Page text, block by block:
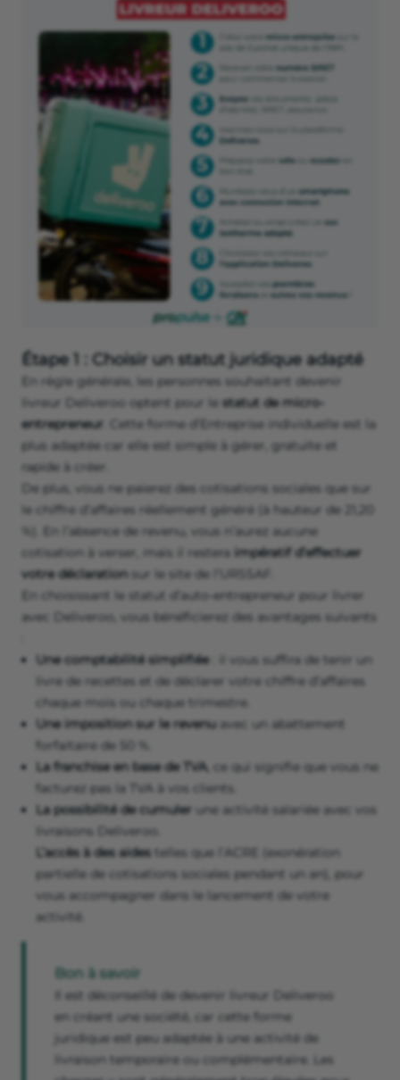
Étape 1 : Choisir un statut juridique adapté
En règle générale, les personnes souhaitant devenir
livreur Deliveroo optent pour le statut de micro-
entrepreneur . Cette forme d’Entreprise individuelle est la
plus adaptée car elle est simple à gérer, gratuite et
rapide à créer.
De plus, vous ne paierez des cotisations sociales que sur
le chiffre d’affaires réellement généré (à hauteur de 21,20
%). En l’absence de revenu, vous n’aurez aucune
cotisation à verser, mais il restera impératif d’effectuer
votre déclaration sur le site de l’URSSAF.
En choisissant le statut d’auto-entrepreneur pour livrer
avec Deliveroo, vous bénéficierez des avantages suivants
Une comptabilité simplifiée: il vous suffira de tenir un
livre de recettes et de déclarer votre chiffre d’affaires
chaque mois ou chaque trimestre.
Une imposition sur le revenuavec un abattement
forfaitaire de 50 %.
La franchise en base de TVA, ce qui signifie que vous ne
facturez pas la TVA à vos clients.
La possibilité de cumuler une activité salariée avec vos
livraisons Deliveroo.
L’accès à des aides telles que l’ACRE (exonération
partielle de cotisations sociales pendant un an), pour
vous accompagner dans le lancement de votre
activité.
Bon à savoir
Il est déconseillé de devenir livreur Deliveroo
en créant une société, car cette forme
juridique est peu adaptée à une activité de
livraison temporaire ou complémentaire. Les